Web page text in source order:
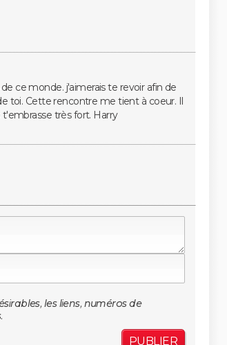
ce monde. j'aimerais te revoir afin de
toi. Cette rencontre me tient à coeur. Il
très fort. Harry
les liens, numéros de
PUBLIER